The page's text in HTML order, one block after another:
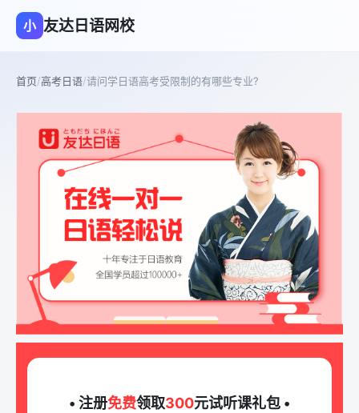
小 友达日语网校
首页/高考日语/请问学日语高考受限制的有哪些专业?
• 注册免费领取300元试听课礼包 •